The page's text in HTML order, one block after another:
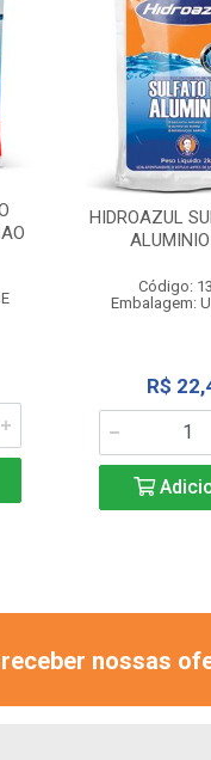
HIDROAZUL
Código:
Embalagem:
R$
nossas